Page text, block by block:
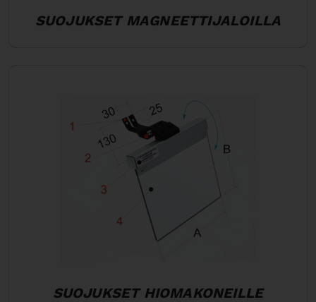
SUOJUKSET MAGNEETTIJALOILLA
SUOJUKSET HIOMAKONEILLE